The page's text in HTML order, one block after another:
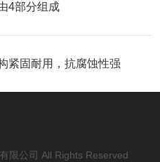
4部分组成
紧固耐用，抗腐蚀性强
限公司 All Rights Reserved